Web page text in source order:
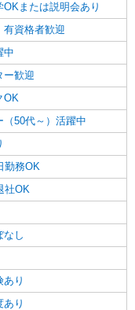
円/時間 ・早朝夜間
〜翌07:59の時間
・ケア→ケアの移動時
特定事業所加算手
別手当:120円/時間含む
よる
丁目39番17号 レインボ
詳細を見る
）
ッフ （ケアクル
円
手当:120円/時給含む ※
る六丁目29番19号
詳細を見る
OKまたは説明会あり
有資格者歓迎
中
ー歓迎
OK
（50代～）活躍中
勤務OK
社OK
なし
あり
あり